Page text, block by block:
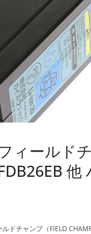
ィールド
他
ドチャンプ（FIELD